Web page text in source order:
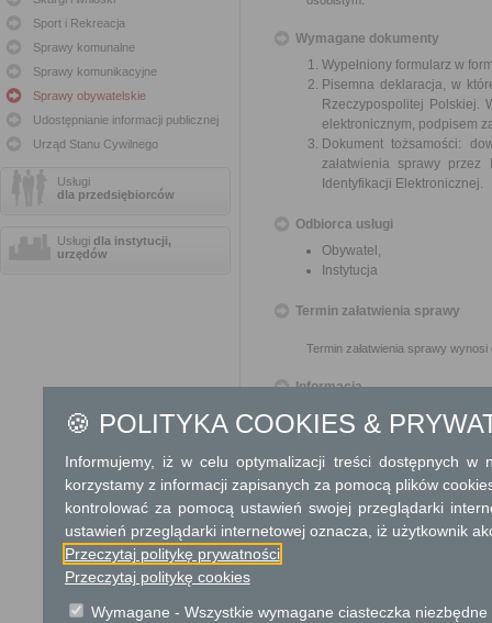
Sport i Rekreacja
Sprawy komunalne
Sprawy komunikacyjne
Sprawy obywatelskie
Udostępnianie informacji publicznej
Urząd Stanu Cywilnego
Usługi
dla przedsiębiorców
Usługi dla instytucji,
urzędów
Wymagane dokumenty
Wypełniony formularz w
Pisemna deklaracja, w
Rzeczypospolitej Polskiej.
elektronicznym, podpisem
Dokument tożsamości:
załatwienia sprawy przez
Identyfikacji Elektronicznej.
Odbiorca usługi
Obywatel,
Instytucja
Termin załatwienia sprawy
Termin załatwienia sprawy
Informacja
Dodatkowe
Opłata
Wniosek o wpisanie do rejestru
🍪 POLITYKA COOKIES &
Informujemy, iż w celu optymalizacji treści dostępnych w
korzystamy z informacji zapisanych za pomocą plików
kontrolować za pomocą ustawień swojej przeglądarki
ustawień przeglądarki internetowej oznacza, iż użytkownik
Przeczytaj politykę prywatności
Przeczytaj politykę cookies
Wymagane - Wszystkie wymagane ciasteczka